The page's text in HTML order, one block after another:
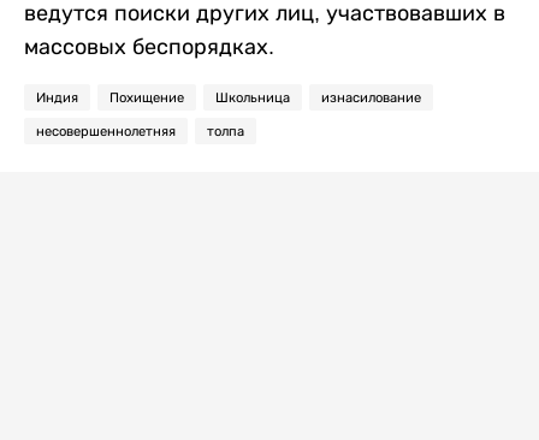
ведутся поиски других лиц, участвовавших в
массовых беспорядках.
Индия Похищение Школьница изнасилование
несовершеннолетняя толпа